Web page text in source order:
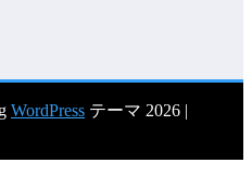
WordPress テーマ 2026 |